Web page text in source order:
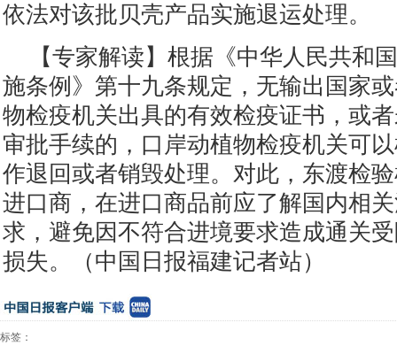
依法对该批贝壳产品实施退运处理。
【专家解读】根据《中华人民共和
施条例》第十九条规定，无输出国家
物检疫机关出具的有效检疫证书，或
审批手续的，口岸动植物检疫机关可
作退回或者销毁处理。对此，东渡检
进口商，在进口商品前应了解国内相
求，避免因不符合进境要求造成通关
损失。（中国日报福建记者站）
标签：